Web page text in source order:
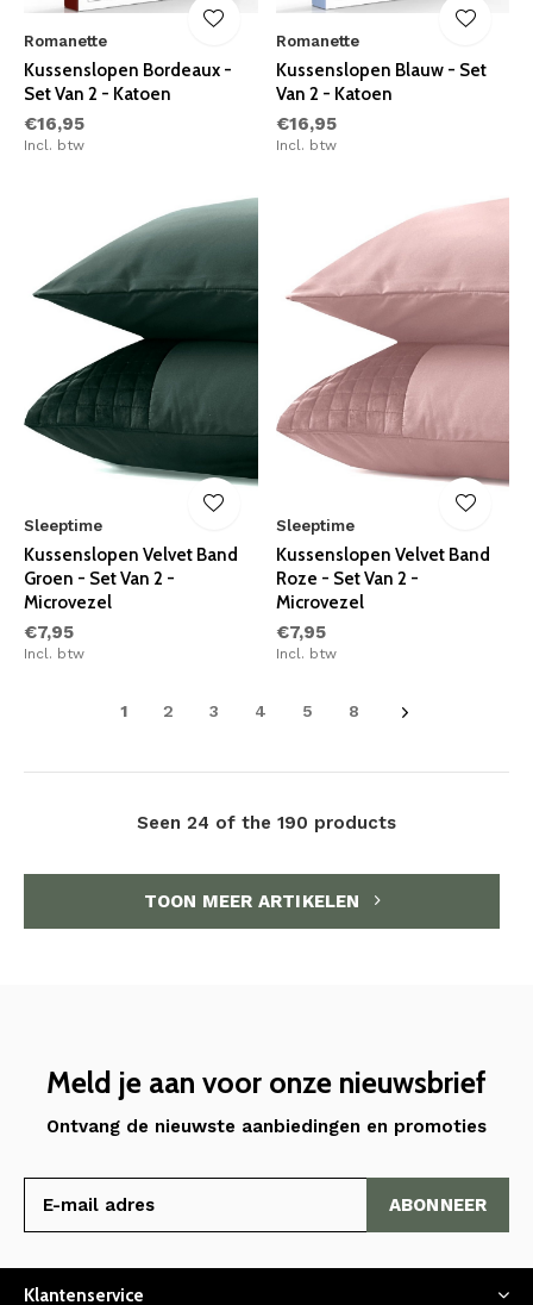
Romanette
Kussenslopen Bordeaux -
Set Van 2 - Katoen
€16,95
Incl. btw
Romanette
Kussenslopen Blauw - Set
Van 2 - Katoen
€16,95
Incl. btw
Sleeptime
Kussenslopen Velvet Band
Groen - Set Van 2 -
Microvezel
€7,95
Incl. btw
Sleeptime
Kussenslopen Velvet Band
Roze - Set Van 2 -
Microvezel
€7,95
Incl. btw
1 2 3 4 5 8
Seen 24 of the 190 products
TOON MEER ARTIKELEN
Meld je aan voor onze nieuwsbrief
Ontvang de nieuwste aanbiedingen en promoties
ABONNEER
Klantenservice